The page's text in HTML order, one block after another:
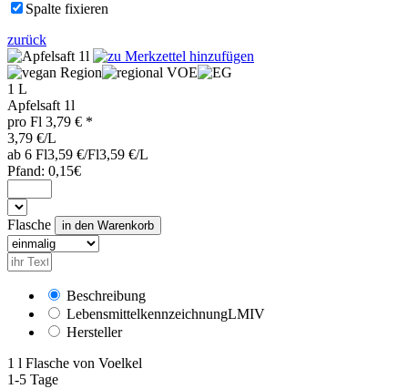
Spalte fixieren
zurück
Region
VOE
1 L
Apfelsaft 1l
pro Fl 3,79 € *
3,79 €/L
ab 6 Fl3,59 €/Fl3,59 €/L
Pfand: 0,15€
Flasche
Beschreibung
LebensmittelkennzeichnungLMIV
Hersteller
1 l Flasche von Voelkel
1-5 Tage